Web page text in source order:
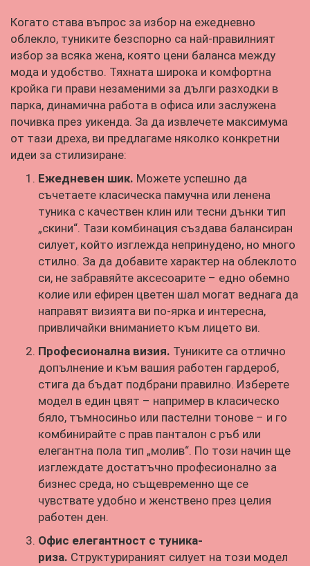
Когато става въпрос за избор на ежедневно
облекло, туниките безспорно са най-правилният
избор за всяка жена, която цени баланса между
мода и удобство. Тяхната широка и комфортна
кройка ги прави незаменими за дълги разходки в
парка, динамична работа в офиса или заслужена
почивка през уикенда. За да извлечете максимума
от тази дреха, ви предлагаме няколко конкретни
идеи за стилизиране:
Ежедневен шик. Можете успешно да
съчетаете класическа памучна или ленена
туника с качествен клин или тесни дънки тип
„скини“. Тази комбинация създава балансиран
силует, който изглежда непринудено, но много
стилно. За да добавите характер на облеклото
си, не забравяйте аксесоарите – едно обемно
колие или ефирен цветен шал могат веднага да
направят визията ви по-ярка и интересна,
привличайки вниманието към лицето ви.
Професионална визия. Туниките са отлично
допълнение и към вашия работен гардероб,
стига да бъдат подбрани правилно. Изберете
модел в един цвят – например в класическо
бяло, тъмносиньо или пастелни тонове – и го
комбинирайте с прав панталон с ръб или
елегантна пола тип „молив“. По този начин ще
изглеждате достатъчно професионално за
бизнес среда, но същевременно ще се
чувствате удобно и женствено през целия
работен ден.
Офис елегантност с туника-
риза. Структурираният силует на този модел